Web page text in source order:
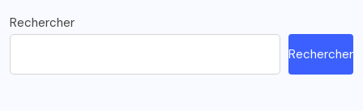
Rechercher
Rechercher